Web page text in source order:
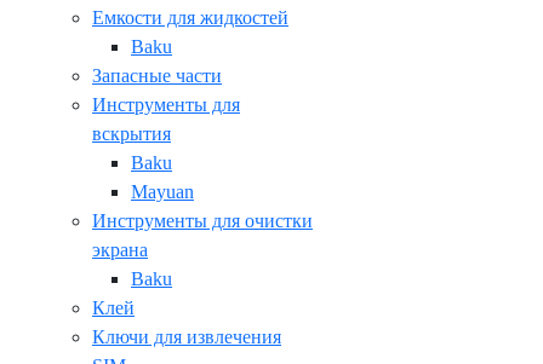
Емкости для жидкостей
Baku
Запасные части
Инструменты для
вскрытия
Baku
Mayuan
Инструменты для очистки
экрана
Baku
Клей
Ключи для извлечения